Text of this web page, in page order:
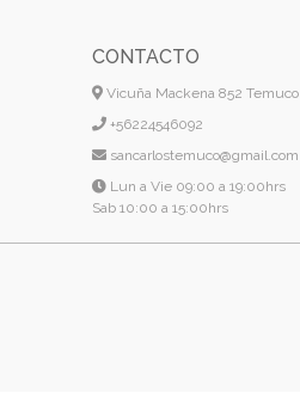
CONTACTO
Vicuña Mackena 852 Temuco
+56224546092
sancarlostemuco@gmail.com
Lun a Vie 09:00 a 19:00hrs
Sab 10:00 a 15:00hrs